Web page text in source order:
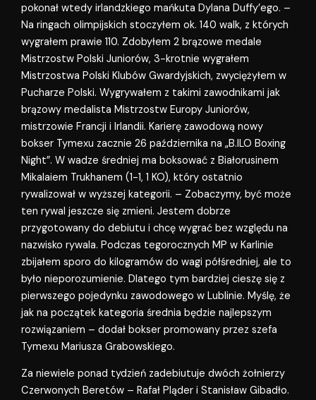
pokonał wtedy irlandzkiego mańkuta Dylana Duffy’ego. –
Na ringach olimpijskich stoczyłem ok. 140 walk, z których
wygrałem prawie 110. Zdobyłem 2 brązowe medale
Mistrzostw Polski Juniorów, 3-krotnie wygrałem
Mistrzostwa Polski Klubów Gwardyjskich, zwyciężyłem w
Pucharze Polski. Wygrywałem z takimi zawodnikami jak
brązowy medalista Mistrzostw Europy Juniorów,
mistrzowie Francji i Irlandii. Karierę zawodową nowy
bokser Tymexu zacznie 26 października na „B.ILO Boxing
Night”. W wadze średniej ma boksować z Białorusinem
Mikalaiem Trukhanem (1-1, 1 KO), który ostatnio
rywalizował w wyższej kategorii. – Zobaczymy, być może
ten rywal jeszcze się zmieni. Jestem dobrze
przygotowany do debiutu i chcę wygrać bez względu na
nazwisko rywala. Podczas tegorocznych MP w Karlinie
zbijałem sporo do kilogramów do wagi półśredniej, ale to
było nieporozumienie. Dlatego tym bardziej cieszę się z
pierwszego pojedynku zawodowego w Lublinie. Myślę, że
jak na początek kategoria średnia będzie najlepszym
rozwiązaniem – dodał bokser promowany przez szefa
Tymexu Mariusza Grabowskiego.
Za niewiele ponad tydzień zadebiutuje dwóch żołnierzy
Czerwonych Beretów – Rafał Pląder i Stanisław Gibadło.